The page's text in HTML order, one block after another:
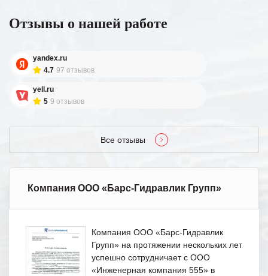
Отзывы о нашей работе
yandex.ru
4.7 97 отзывов
yell.ru
5 9 отзывов
Все отзывы
Компания ООО «Барс-Гидравлик Групп»
Компания ООО «Барс-Гидравлик
Групп» на протяжении нескольких лет
успешно сотрудничает с ООО
«Инженерная компания 555» в